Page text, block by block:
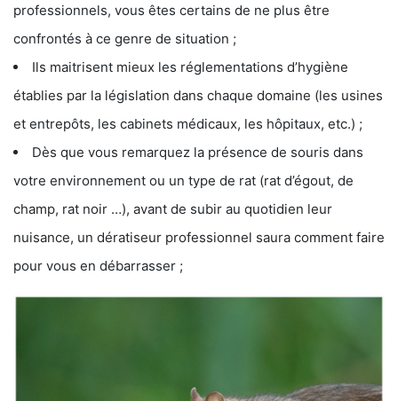
professionnels, vous êtes certains de ne plus être
confrontés à ce genre de situation ;
Ils maitrisent mieux les réglementations d’hygiène
établies par la législation dans chaque domaine (les usines
et entrepôts, les cabinets médicaux, les hôpitaux, etc.) ;
Dès que vous remarquez la présence de souris dans
votre environnement ou un type de rat (rat d’égout, de
champ, rat noir …), avant de subir au quotidien leur
nuisance, un dératiseur professionnel saura comment faire
pour vous en débarrasser ;